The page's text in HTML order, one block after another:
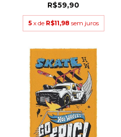
R$59,90
5 x de R$11,98 sem juros